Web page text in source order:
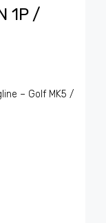
1P /
– Golf MK5 /